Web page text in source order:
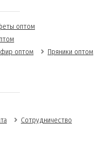
оптом
оптом Пряники оптом
Сотрудничество